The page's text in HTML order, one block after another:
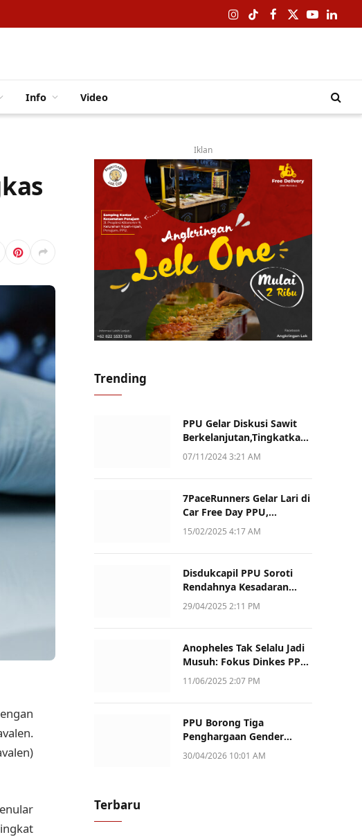
Instagram
TikTokFacebook
X
YouTube
Info Video
Iklan
Trending
PPU Gelar Diskusi Sawit
Berkelanjutan,Tingkatkan
Daya Saing dan Kualitas
07/11/2024 3:21 AM
7PaceRunners Gelar Lari di
Car Free Day PPU,
Kampanye Gaya Hidup
15/02/2025 4:17 AM
Disdukcapil PPU Soroti
Rendahnya Kesadaran
Warga Soal Pelaporan
29/04/2025 2:11 PM
Anopheles Tak Selalu Jadi
Musuh: Fokus Dinkes PPU
Kini ke Penularan Aktif di
11/06/2025 2:07 PM
PPU Borong Tiga
Penghargaan Gender
Champion Kaltim 2026,
30/04/2026 10:01 AM
Terbaru